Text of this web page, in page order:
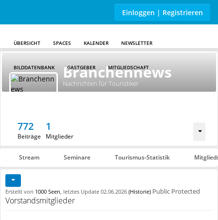
Skip to main content
Einloggen | Registrieren
ÜBERSICHT SPACES KALENDER NEWSLETTER
BILDDATENBANK GASTGEBER MITGLIEDSCHAFT
Branchennews
Nachrichten für Touristiker
772
Beiträge
1
Mitglieder
Stream Seminare Tourismus-Statistik
Erstellt von 1000 Seen , letztes Update 02.06.2026 (Historie) Public Protected
Vorstandsmitglieder